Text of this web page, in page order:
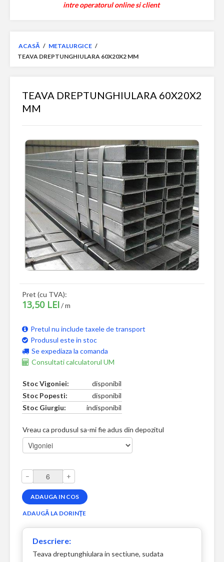
intre operatorul online si client
ACASĂ / METALURGICE /
TEAVA DREPTUNGHIULARA 60X20X2 MM
TEAVA DREPTUNGHIULARA 60X20X2
MM
Pret (cu TVA):
13,50 LEI/ m
Pretul nu include taxele de transport
Produsul este in stoc
Se expediaza la comanda
Consultati calculatorul UM
Stoc Vigoniei:
disponibil
Stoc Popesti:
disponibil
Stoc Giurgiu:
indisponibil
Vreau ca produsul sa-mi fie adus din depozitul
– +
Descriere:
Teava dreptunghiulara in sectiune, sudata